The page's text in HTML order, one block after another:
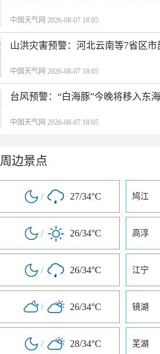
中国天气网 2026-08-07 18:05
山洪灾害预警：河北云南等7省区
中国天气网 2026-08-07 18:05
台风预警：“白海豚”今晚将移入东
中国天气网 2026-08-07 18:05
周边景点
/ 27/34°C 鸠江
/ 26/34°C 高淳
/ 26/34°C 江宁
/ 26/34°C 镜湖
/ 28/34°C 芜湖